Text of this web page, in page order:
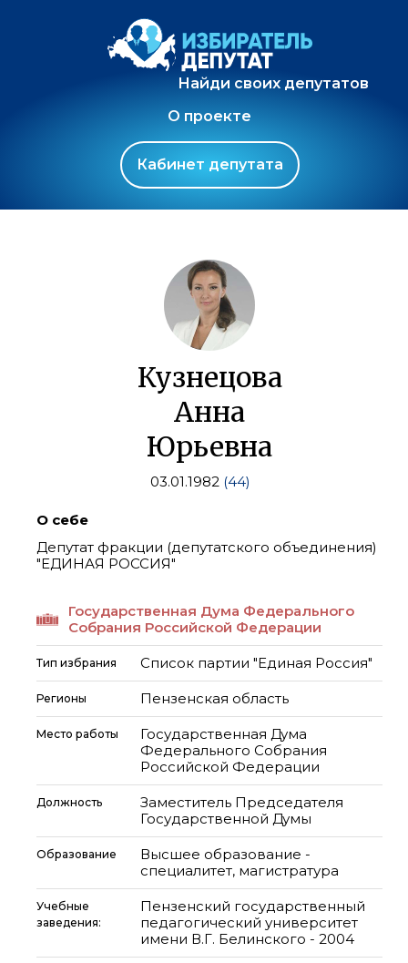
Найди своих депутатов
О проекте
Кабинет депутата
Кузнецова
Анна
Юрьевна
03.01.1982 (44)
О себе
Депутат фракции (депутатского объединения)
"ЕДИНАЯ РОССИЯ"
Государственная Дума Федерального
Собрания Российской Федерации
Тип избрания Список партии "Единая Россия"
Регионы Пензенская область
Место работы
Государственная Дума
Федерального Собрания
Российской Федерации
Должность
Заместитель Председателя
Государственной Думы
Образование
Высшее образование -
специалитет, магистратура
Учебные
заведения:
Пензенский государственный
педагогический университет
имени В.Г. Белинского - 2004